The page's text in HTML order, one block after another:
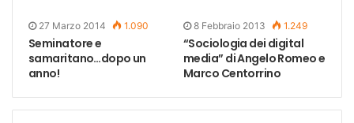
27 Marzo 2014 1.090
Seminatore e
samaritano…dopo un
anno!
8 Febbraio 2013 1.249
“Sociologia dei digital
media” di Angelo Romeo e
Marco Centorrino